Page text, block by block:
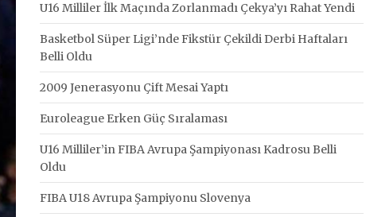
U16 Milliler İlk Maçında Zorlanmadı Çekya’yı Rahat Yendi
Basketbol Süper Ligi’nde Fikstür Çekildi Derbi Haftaları
Belli Oldu
2009 Jenerasyonu Çift Mesai Yaptı
Euroleague Erken Güç Sıralaması
U16 Milliler’in FIBA Avrupa Şampiyonası Kadrosu Belli
Oldu
FIBA U18 Avrupa Şampiyonu Slovenya